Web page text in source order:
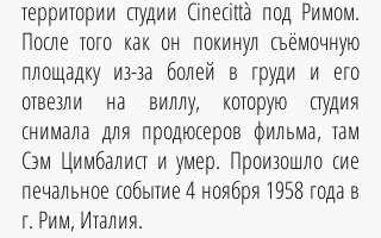
территории студии Cinecittà под Римом.
После того как он покинул съёмочную
площадку из-за болей в груди и его
отвезли на виллу, которую студия
снимала для продюсеров фильма, там
Сэм Цимбалист и умер. Произошло сие
печальное событие 4 ноября 1958 года в
г. Рим, Италия.